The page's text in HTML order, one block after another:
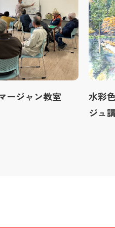
ージャン教室
水彩
ジュ